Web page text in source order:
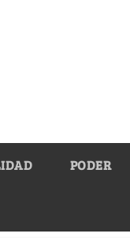
PODER